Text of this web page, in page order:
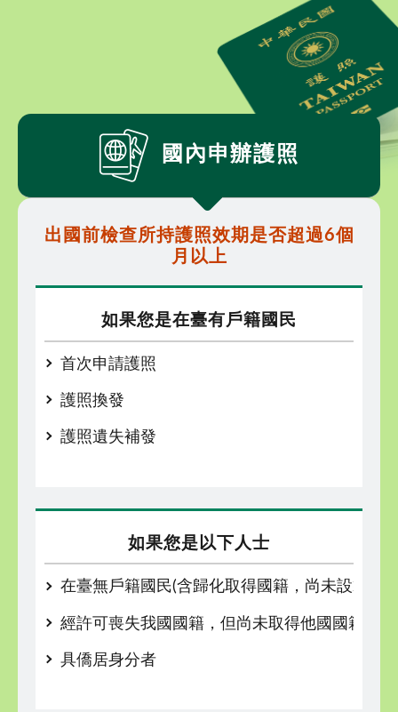
國內申辦護照
出國前檢查所持護照效期是否超過6個
月以上
如果您是在臺有戶籍國民
首次申請護照
護照換發
護照遺失補發
如果您是以下人士
在臺無戶籍國民(含歸化取得國籍，尚未設籍定
經許可喪失我國國籍，但尚未取得他國國籍者
具僑居身分者